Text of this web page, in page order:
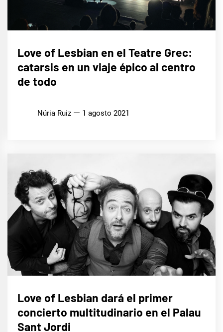
Love of Lesbian en el Teatre Grec:
catarsis en un viaje épico al centro
de todo
Núria Ruiz 1 agosto 2021
Love of Lesbian dará el primer
concierto multitudinario en el Palau
Sant Jordi